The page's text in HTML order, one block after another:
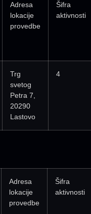
Adresa
lokacije
provedbe
Šifra
aktivnosti
Trg
svetog
Petra 7,
20290
Lastovo
4
Adresa
lokacije
provedbe
Šifra
aktivnosti